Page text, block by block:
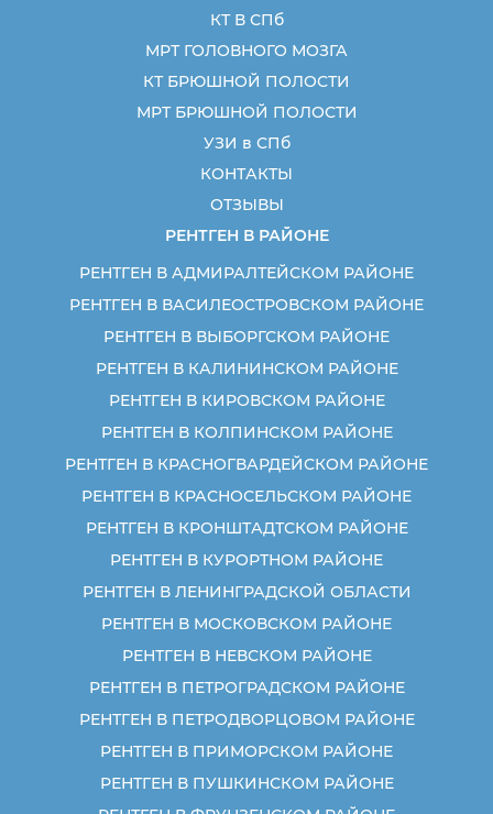
КТ В СПб
МРТ ГОЛОВНОГО МОЗГА
КТ БРЮШНОЙ ПОЛОСТИ
МРТ БРЮШНОЙ ПОЛОСТИ
УЗИ в СПб
КОНТАКТЫ
ОТЗЫВЫ
РЕНТГЕН В РАЙОНЕ
РЕНТГЕН В АДМИРАЛТЕЙСКОМ РАЙОНЕ
РЕНТГЕН В ВАСИЛЕОСТРОВСКОМ РАЙОНЕ
РЕНТГЕН В ВЫБОРГСКОМ РАЙОНЕ
РЕНТГЕН В КАЛИНИНСКОМ РАЙОНЕ
РЕНТГЕН В КИРОВСКОМ РАЙОНЕ
РЕНТГЕН В КОЛПИНСКОМ РАЙОНЕ
РЕНТГЕН В КРАСНОГВАРДЕЙСКОМ РАЙОНЕ
РЕНТГЕН В КРАСНОСЕЛЬСКОМ РАЙОНЕ
РЕНТГЕН В КРОНШТАДТСКОМ РАЙОНЕ
РЕНТГЕН В КУРОРТНОМ РАЙОНЕ
РЕНТГЕН В ЛЕНИНГРАДСКОЙ ОБЛАСТИ
РЕНТГЕН В МОСКОВСКОМ РАЙОНЕ
РЕНТГЕН В НЕВСКОМ РАЙОНЕ
РЕНТГЕН В ПЕТРОГРАДСКОМ РАЙОНЕ
РЕНТГЕН В ПЕТРОДВОРЦОВОМ РАЙОНЕ
РЕНТГЕН В ПРИМОРСКОМ РАЙОНЕ
РЕНТГЕН В ПУШКИНСКОМ РАЙОНЕ